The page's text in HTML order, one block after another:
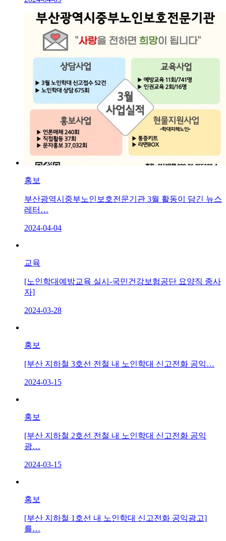
홍보
부산광역시중부노인보호전문기관 3월 활동이 담긴 뉴스
레터…
2024-04-04
교육
[노인학대예방교육 실시-국민건강보험공단 요양직 종사
자]
2024-03-28
홍보
[부산 지하철 3호선 전철 내 노인학대 신고전화 공익…
2024-03-15
홍보
[부산 지하철 2호선 전철 내 노인학대 신고전화 공익
광…
2024-03-15
홍보
[부산 지하철 1호선 내 노인학대 신고전화 공익광고]
를…